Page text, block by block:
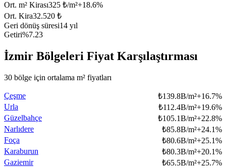
Ort. m² Kirası325 ₺/m²+18.6%
Ort. Kira32.520 ₺
Geri dönüş süresi14 yıl
Getiri%7.23
İzmir Bölgeleri Fiyat Karşılaştırması
30 bölge için ortalama m² fiyatları
Çeşme ₺139.8B/m²+16.7%
Urla
₺112.4B/m²+19.6%
Güzelbahçe
₺105.1B/m²+22.8%
Narlıdere
₺85.8B/m²+24.1%
Foça
₺80.6B/m²+25.1%
Karaburun
₺80.3B/m²+20.1%
Gaziemir
₺65.5B/m²+25.7%